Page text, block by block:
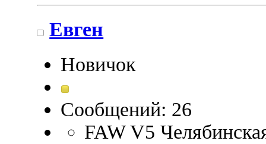
Евген
Новичок
Сообщений: 26
FAW V5